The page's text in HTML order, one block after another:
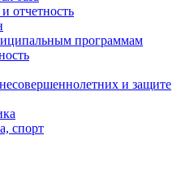
отчетность
программам
и защите
спорт